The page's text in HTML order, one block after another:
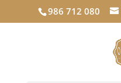
986 712 080